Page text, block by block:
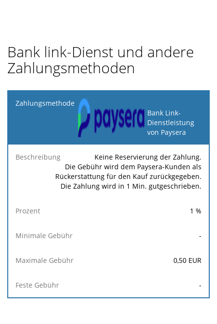
Bank link-Dienst und andere
Zahlungsmethoden
Zahlungsmethode
Prozent
Minimale
Maximale
Gebühr
Bank Link-
Dienstleistung
von Paysera
Keine Reservierung der Zahlung.
Die Gebühr wird dem Paysera-Kunden als
Rückerstattung für den Kauf zurückgegeben.
Die Zahlung wird in 1 Min. gutgeschrieben.
1 %
-
0,50 EUR
-